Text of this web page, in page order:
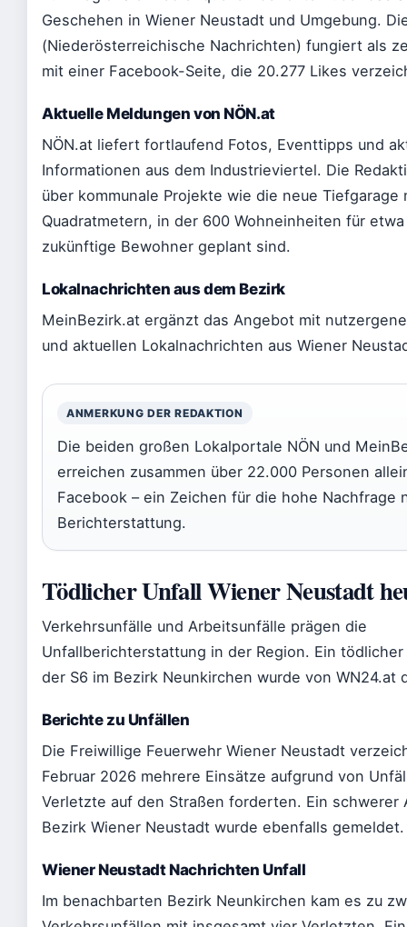
Geschehen in Wiener Neustadt und Umgebung.
(Niederösterreichische Nachrichten) fungiert als
mit einer Facebook-Seite, die 20.277 Likes
Aktuelle Meldungen von NÖN.at
NÖN.at liefert fortlaufend Fotos, Eventtipps und
Informationen aus dem Industrieviertel. Die
über kommunale Projekte wie die neue Tiefgarage
Quadratmetern, in der 600 Wohneinheiten für etwa
zukünftige Bewohner geplant sind.
Lokalnachrichten aus dem Bezirk
MeinBezirk.at ergänzt das Angebot mit
und aktuellen Lokalnachrichten aus Wiener
ANMERKUNG DER REDAKTION
Die beiden großen Lokalportale NÖN und
erreichen zusammen über 22.000 Personen
Facebook – ein Zeichen für die hohe Nachfrage
Berichterstattung.
Tödlicher Unfall Wiener Neustadt
Verkehrsunfälle und Arbeitsunfälle prägen die
Unfallberichterstattung in der Region. Ein tödlicher
der S6 im Bezirk Neunkirchen wurde von WN24.at
Berichte zu Unfällen
Die Freiwillige Feuerwehr Wiener Neustadt
Februar 2026 mehrere Einsätze aufgrund von
Verletzte auf den Straßen forderten. Ein schwerer
Bezirk Wiener Neustadt wurde ebenfalls gemeldet.
Wiener Neustadt Nachrichten Unfall
Im benachbarten Bezirk Neunkirchen kam es zu